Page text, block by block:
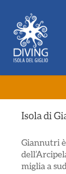
main
content
Isola di
Giannutri
miglia a